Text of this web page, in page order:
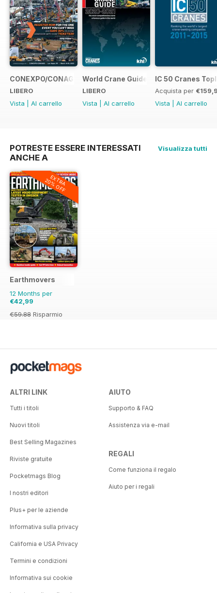
CONEXPO/CONAGG365
LIBERO
Vista
Al carrello
World Crane Guide 2020-2021
LIBERO
Vista
Al carrello
IC 50 Cranes
Acquista per
Vista
Al carrello
POTRESTE ESSERE INTERESSATI
ANCHE A
Visualizza tutti
EXTRA
20% OFF
Earthmovers
12 Months per
€42,99
€59.88 Risparmio
ALTRI LINK
Tutti i titoli
Nuovi titoli
Best Selling Magazines
Riviste gratuite
Pocketmags Blog
I nostri editori
Plus+ per le aziende
Informativa sulla privacy
California e USA Privacy
Termini e condizioni
Informativa sui cookie
AIUTO
Supporto & FAQ
Assistenza via e-mail
REGALI
Come funziona il regalo
Aiuto per i regali